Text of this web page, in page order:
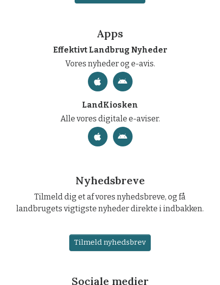
Apps
Effektivt Landbrug Nyheder
Vores nyheder og e-avis.
LandKiosken
Alle vores digitale e-aviser.
Nyhedsbreve
Tilmeld dig et af vores nyhedsbreve, og få
landbrugets vigtigste nyheder direkte i indbakken.
Tilmeld nyhedsbrev
Sociale medier